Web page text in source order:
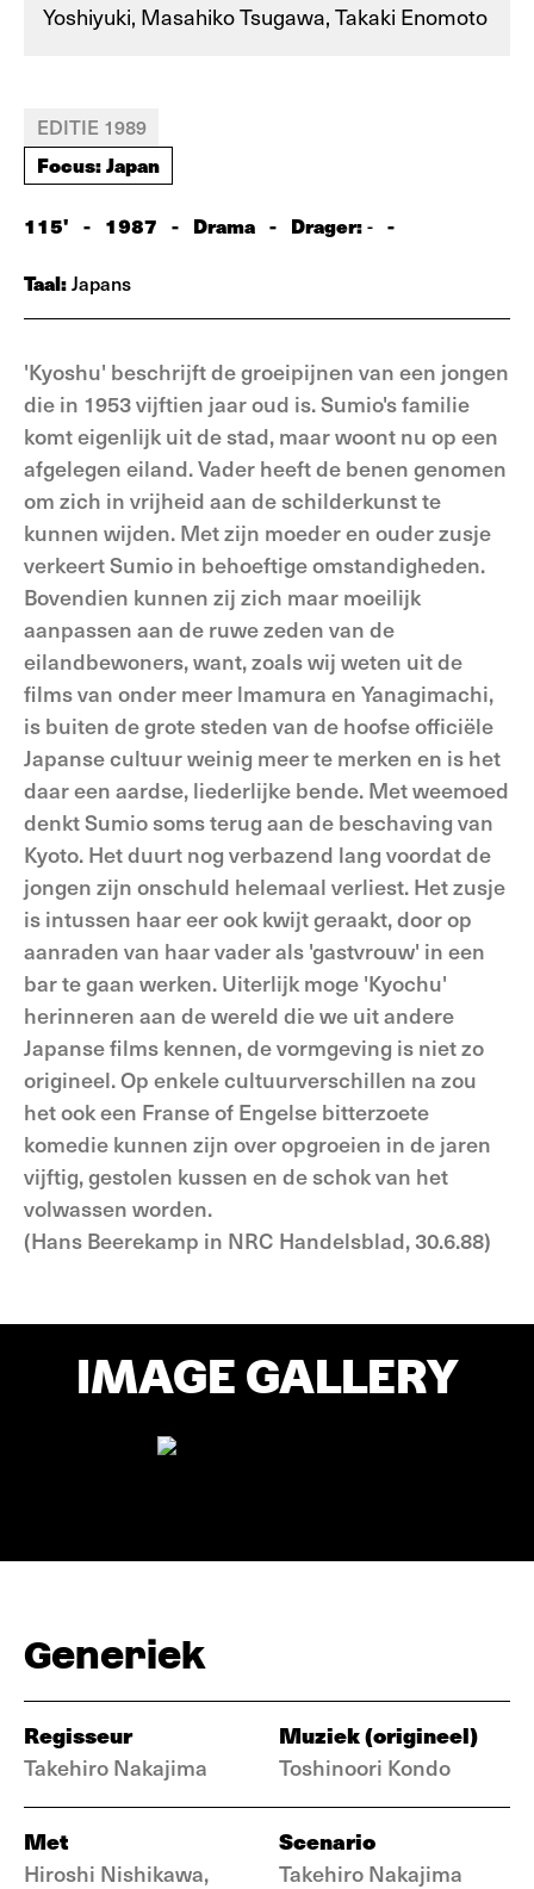
Yoshiyuki, Masahiko Tsugawa, Takaki Enomoto
EDITIE 1989
Focus: Japan
115' - 1987 - Drama - Drager:- -
Taal:Japans
'Kyoshu' beschrijft de groeipijnen van een jongen
die in 1953 vijftien jaar oud is. Sumio's familie
komt eigenlijk uit de stad, maar woont nu op een
afgelegen eiland. Vader heeft de benen genomen
om zich in vrijheid aan de schilderkunst te
kunnen wijden. Met zijn moeder en ouder zusje
verkeert Sumio in behoeftige omstandigheden.
Bovendien kunnen zij zich maar moeilijk
aanpassen aan de ruwe zeden van de
eilandbewoners, want, zoals wij weten uit de
films van onder meer lmamura en Yanagimachi,
is buiten de grote steden van de hoofse officiële
Japanse cultuur weinig meer te merken en is het
daar een aardse, liederlijke bende. Met weemoed
denkt Sumio soms terug aan de beschaving van
Kyoto. Het duurt nog verbazend lang voordat de
jongen zijn onschuld helemaal verliest. Het zusje
is intussen haar eer ook kwijt geraakt, door op
aanraden van haar vader als 'gastvrouw' in een
bar te gaan werken. Uiterlijk moge 'Kyochu'
herinneren aan de wereld die we uit andere
Japanse films kennen, de vormgeving is niet zo
origineel. Op enkele cultuurverschillen na zou
het ook een Franse of Engelse bitterzoete
komedie kunnen zijn over opgroeien in de jaren
vijftig, gestolen kussen en de schok van het
volwassen worden.
(Hans Beerekamp in NRC Handelsblad, 30.6.88)
IMAGE GALLERY
Generiek
Regisseur
Takehiro Nakajima
Muziek (origineel)
Toshinoori Kondo
Met
Hiroshi Nishikawa,
Scenario
Takehiro Nakajima